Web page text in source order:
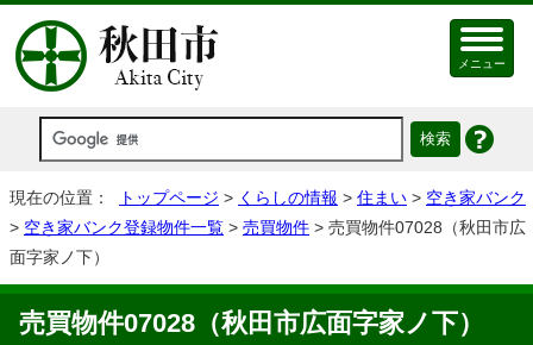
メニュー
現在の位置： トップページ > くらしの情報 > 住まい > 空き家バンク
> 空き家バンク登録物件一覧 > 売買物件 > 売買物件07028（秋田市広
面字家ノ下）
売買物件07028（秋田市広面字家ノ下）